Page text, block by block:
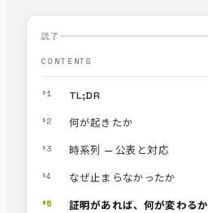
読了
CONTENTS
§1 TL;DR
§2 何が起きたか
§3 時系列 — 公表と対応
§4 なぜ止まらなかったか
§5 証明があれば、何が変わるか